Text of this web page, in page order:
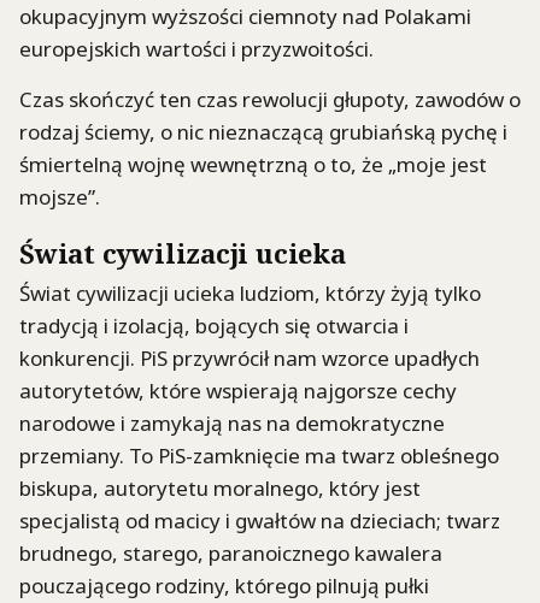
okupacyjnym wyższości ciemnoty nad Polakami
europejskich wartości i przyzwoitości.
Czas skończyć ten czas rewolucji głupoty, zawodów o
rodzaj ściemy, o nic nieznaczącą grubiańską pychę i
śmiertelną wojnę wewnętrzną o to, że „moje jest
mojsze”.
Świat cywilizacji ucieka
Świat cywilizacji ucieka ludziom, którzy żyją tylko
tradycją i izolacją, bojących się otwarcia i
konkurencji. PiS przywrócił nam wzorce upadłych
autorytetów, które wspierają najgorsze cechy
narodowe i zamykają nas na demokratyczne
przemiany. To PiS-zamknięcie ma twarz obleśnego
biskupa, autorytetu moralnego, który jest
specjalistą od macicy i gwałtów na dzieciach; twarz
brudnego, starego, paranoicznego kawalera
pouczającego rodziny, którego pilnują pułki